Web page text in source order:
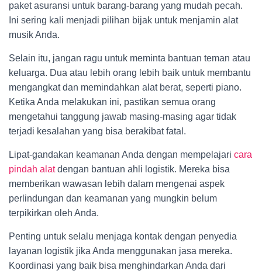
paket asuransi untuk barang-barang yang mudah pecah.
Ini sering kali menjadi pilihan bijak untuk menjamin alat
musik Anda.
Selain itu, jangan ragu untuk meminta bantuan teman atau
keluarga. Dua atau lebih orang lebih baik untuk membantu
mengangkat dan memindahkan alat berat, seperti piano.
Ketika Anda melakukan ini, pastikan semua orang
mengetahui tanggung jawab masing-masing agar tidak
terjadi kesalahan yang bisa berakibat fatal.
Lipat-gandakan keamanan Anda dengan mempelajari cara
pindah alatdengan bantuan ahli logistik. Mereka bisa
memberikan wawasan lebih dalam mengenai aspek
perlindungan dan keamanan yang mungkin belum
terpikirkan oleh Anda.
Penting untuk selalu menjaga kontak dengan penyedia
layanan logistik jika Anda menggunakan jasa mereka.
Koordinasi yang baik bisa menghindarkan Anda dari